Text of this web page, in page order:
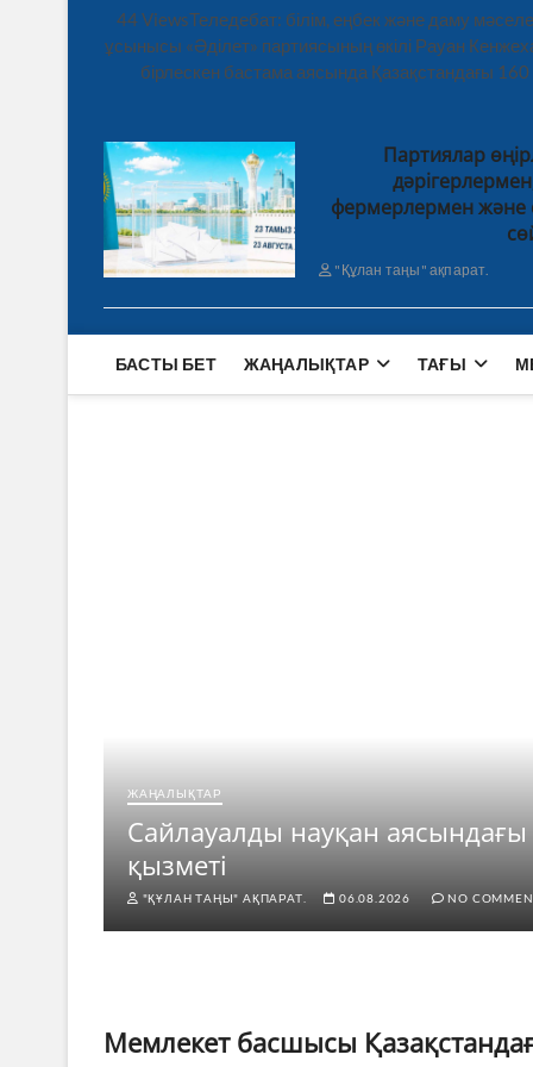
44 ViewsТеледебат: білім, еңбек және даму
ұсынысы «Әділет» партиясының өкілі Рауан
бірлескен бастама аясында Қазақстандағы
Партиялар
фермерлермен және
"Құлан таңы" ақпарат.
БАСТЫ БЕТ ЖАҢАЛЫҚТАР ТАҒЫ
ЖАҢАЛЫҚТАР
Сайлауалды науқан
қызметі
"ҚҰЛАН ТАҢЫ" АҚПАРАТ. 06.08.2026 NO
Мемлекет басшысы